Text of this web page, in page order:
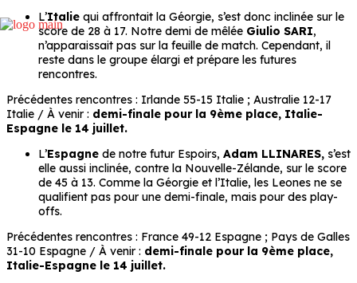
L’Italie qui affrontait la Géorgie, s’est donc inclinée sur le
score de 28 à 17. Notre demi de mêlée Giulio SARI,
n’apparaissait pas sur la feuille de match. Cependant, il
reste dans le groupe élargi et prépare les futures
rencontres.
Précédentes rencontres : Irlande 55-15 Italie ; Australie 12-17
Italie / À venir : demi-finale pour la 9ème place, Italie-
Espagne le 14 juillet.
L’Espagne de notre futur Espoirs, Adam LLINARES, s’est
elle aussi inclinée, contre la Nouvelle-Zélande, sur le score
de 45 à 13. Comme la Géorgie et l’Italie, les Leones ne se
qualifient pas pour une demi-finale, mais pour des play-
offs.
Précédentes rencontres : France 49-12 Espagne ; Pays de Galles
31-10 Espagne / À venir : demi-finale pour la 9ème place,
Italie-Espagne le 14 juillet.